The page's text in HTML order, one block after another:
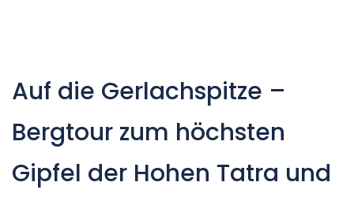
Auf die Gerlachspitze –
Bergtour zum höchsten
Gipfel der Hohen Tatra und